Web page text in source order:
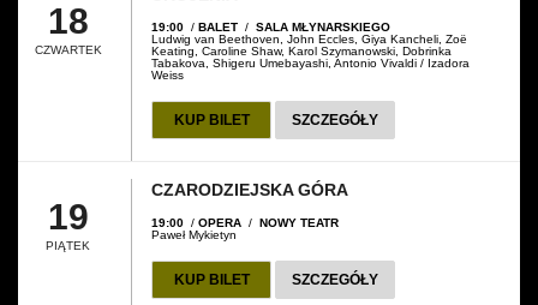
18
CZWARTEK
19:00 / BALET / SALA MŁYNARSKIEGO
Ludwig van Beethoven, John Eccles, Giya Kancheli, Zoë
Keating, Caroline Shaw, Karol Szymanowski, Dobrinka
Tabakova, Shigeru Umebayashi, Antonio Vivaldi / Izadora
Weiss
KUP BILET SZCZEGÓŁY
19
PIĄTEK
CZARODZIEJSKA GÓRA
19:00 / OPERA / NOWY TEATR
Paweł Mykietyn
KUP BILET SZCZEGÓŁY